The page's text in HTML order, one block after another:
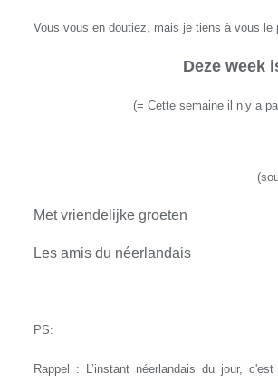
Vous vous en doutiez, mais je tiens à vous le
Deze week
(= Cette semaine il n’y a
Met vriendelijke groeten
Les amis du néerlandais
PS:
Rappel : L’instant néerlandais du jour,